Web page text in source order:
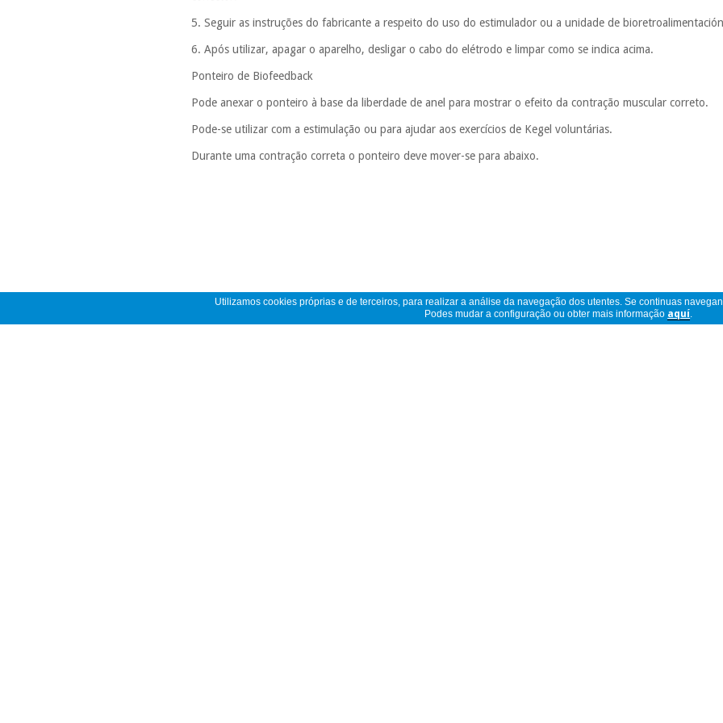
5. Seguir as instruções do fabricante a respeito do uso do estimulador ou a unidade de
6. Após utilizar, apagar o aparelho, desligar o cabo do elétrodo e limpar como se indica acima.
Ponteiro de Biofeedback
Pode anexar o ponteiro à base da liberdade de anel para mostrar o efeito da contração muscular correto.
Pode-se utilizar com a estimulação ou para ajudar aos exercícios de Kegel voluntárias.
Durante uma contração correta o ponteiro deve mover-se para abaixo.
Utilizamos cookies próprias e de terceiros, para realizar a análise da navegação dos utentes. Se continuas
Podes mudar a configuração ou obter mais informação aquí.